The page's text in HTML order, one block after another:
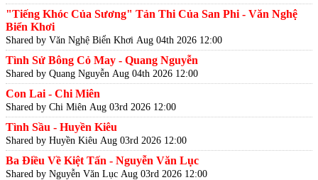
"Tiếng Khóc Của Sương" Tản Thi Của San Phi - Văn Nghệ
Biển Khơi
Shared by Văn Nghệ Biển Khơi Aug 04th 2026 12:00
Tình Sử Bông Cỏ May - Quang Nguyễn
Shared by Quang Nguyễn Aug 04th 2026 12:00
Con Lai - Chi Miên
Shared by Chi Miên Aug 03rd 2026 12:00
Tình Sầu - Huyền Kiêu
Shared by Huyền Kiêu Aug 03rd 2026 12:00
Ba Điều Về Kiệt Tấn - Nguyễn Văn Lục
Shared by Nguyễn Văn Lục Aug 03rd 2026 12:00